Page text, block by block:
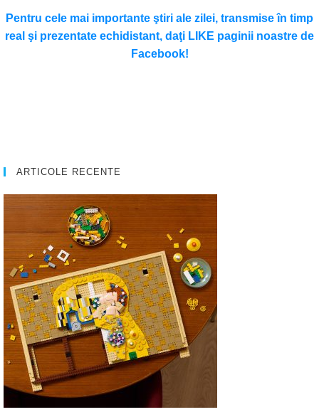
Pentru cele mai importante ştiri ale zilei, transmise în timp
real şi prezentate echidistant, daţi LIKE paginii noastre de
Facebook!
ARTICOLE RECENTE